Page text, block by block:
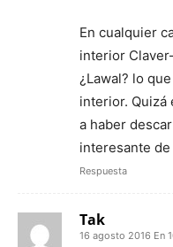
En cualquier
interior
¿Lawal? lo
interior. Quizá
a haber
interesante de
Respuesta
Tak
16 agosto 2016 En